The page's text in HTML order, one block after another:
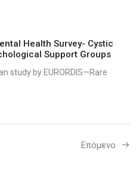
Health Survey- Cystic
Support Groups
study by EURORDIS—Rare
Επόμενο